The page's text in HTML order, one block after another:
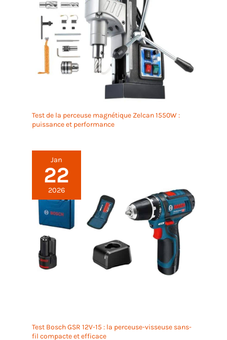
Test de la perceuse magnétique Zelcan 1550W :
puissance et performance
Jan
22
2026
Test Bosch GSR 12V-15 : la perceuse-visseuse sans-
fil compacte et efficace